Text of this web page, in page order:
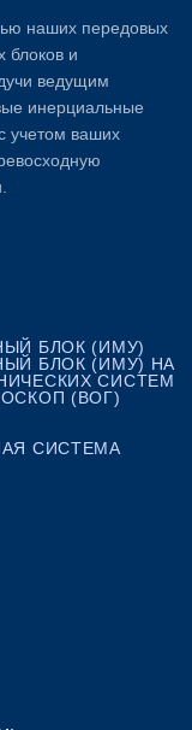
наших передовых
блоков и
ведущим
инерциальные
учетом ваших
БЛОК (ИМУ)
БЛОК (ИМУ) НА
СИСТЕМ
(ВОГ)
СИСТЕМА